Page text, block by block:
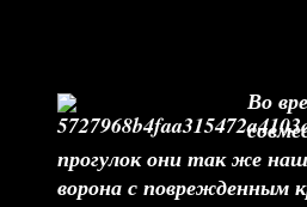
Во
прогулок они так же
ворона с поврежденным